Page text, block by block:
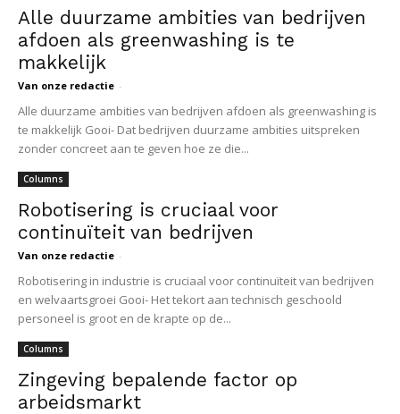
Alle duurzame ambities van bedrijven
afdoen als greenwashing is te
makkelijk
Van onze redactie -
Alle duurzame ambities van bedrijven afdoen als greenwashing is
te makkelijk Gooi- Dat bedrijven duurzame ambities uitspreken
zonder concreet aan te geven hoe ze die...
Columns
Robotisering is cruciaal voor
continuïteit van bedrijven
Van onze redactie -
Robotisering in industrie is cruciaal voor continuïteit van bedrijven
en welvaartsgroei Gooi- Het tekort aan technisch geschoold
personeel is groot en de krapte op de...
Columns
Zingeving bepalende factor op
arbeidsmarkt